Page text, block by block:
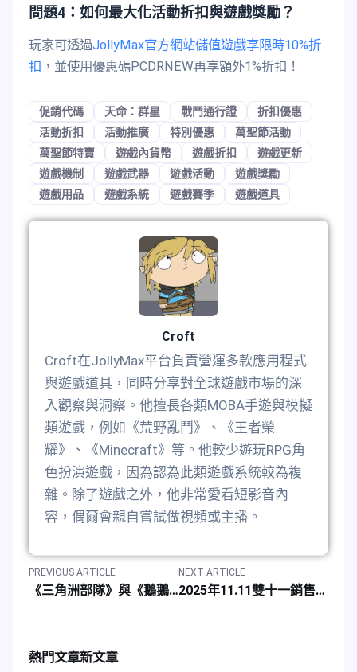
問題4：如何最大化活動折扣與遊戲獎勵？
玩家可透過JollyMax官方網站儲值遊戲享限時10%折
扣 ，並使用優惠碼PCDRNEW再享額外1%折扣！
促銷代碼 天命：群星 戰鬥通行證
折扣優惠
活動折扣
活動推廣 特別優惠
萬聖節活動
萬聖節特賣
遊戲內貨幣 遊戲折扣
遊戲更新
遊戲機制
遊戲武器 遊戲活動
遊戲獎勵
遊戲用品
遊戲系統 遊戲賽季 遊戲道具
Croft
Croft在JollyMax平台負責營運多款應用程式
與遊戲道具，同時分享對全球遊戲市場的深
入觀察與洞察。他擅長各類MOBA手遊與模擬
類遊戲，例如《荒野亂鬥》、《王者榮
耀》、《Minecraft》等。他較少遊玩RPG角
色扮演遊戲，因為認為此類遊戲系統較為複
雜。除了遊戲之外，他非常愛看短影音內
容，偶爾會親自嘗試做視頻或主播。
PREVIOUS ARTICLE
《三角洲部隊》與《鵝鵝鴨》遊戲聯動推出魅力收藏與特別優惠
NEXT ARTICLE
2025年11.11雙十一銷售促銷折扣券優惠
熱門文章新文章